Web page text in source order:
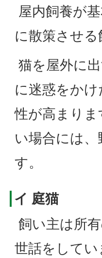
屋内飼養が
に散策させる
猫を屋外に
に迷惑をか
性が高まり
い場合には
す。
イ 庭猫
飼い主は所
世話をして